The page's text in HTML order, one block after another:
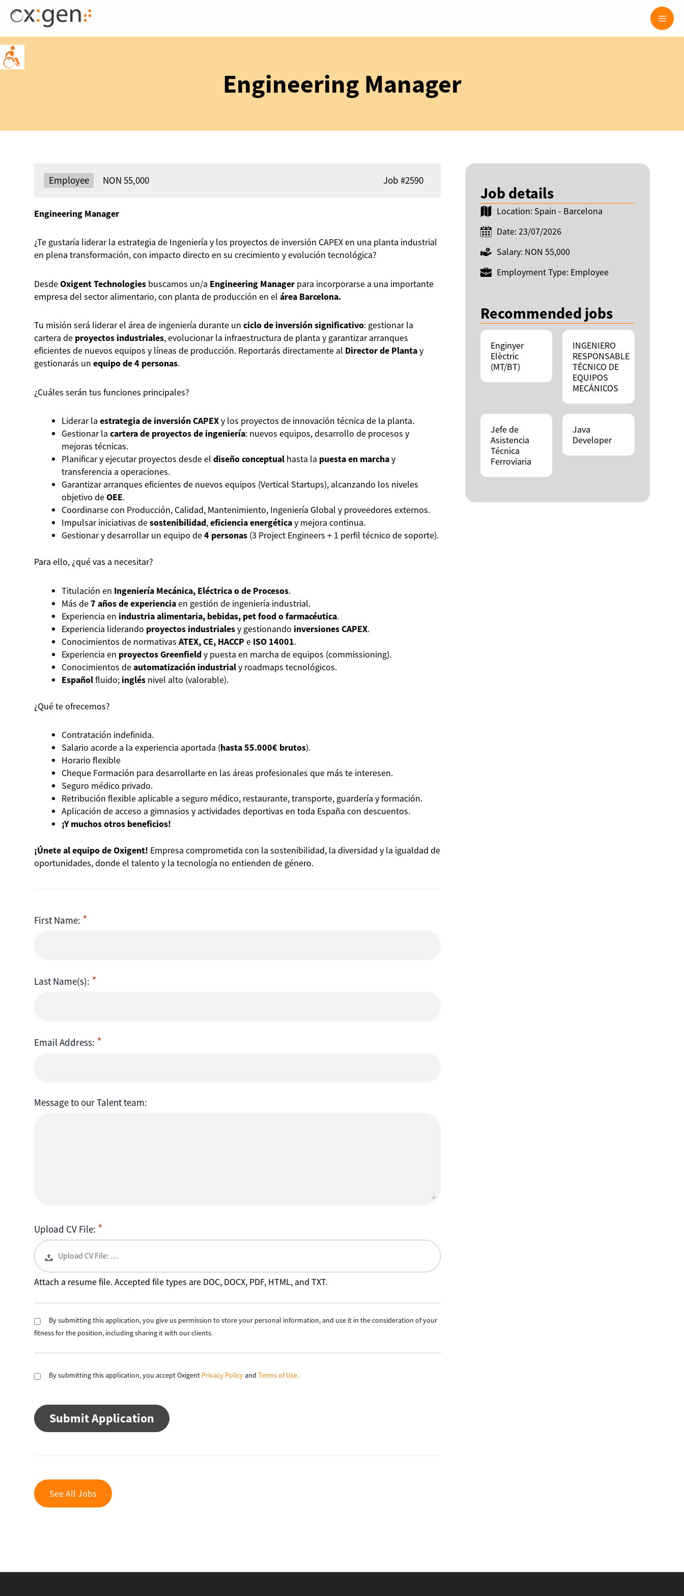
Engineering Manager
Type:
Employee Job #2590
Salary:
NON 55,000
Engineering Manager
¿Te gustaría liderar la estrategia de Ingeniería y los proyectos de inversión CAPEX en una planta industrial
en plena transformación, con impacto directo en su crecimiento y evolución tecnológica?
DesdeOxigent Technologies buscamos un/a Engineering Manager para incorporarse a una importante
empresa del sector alimentario, con planta de producción en elárea Barcelona.
Tu misión será liderar el área de ingeniería durante unciclo de inversión significativo: gestionar la
cartera de proyectos industriales, evolucionar la infraestructura de planta y garantizar arranques
eficientes de nuevos equipos y líneas de producción. Reportarás directamente al Director de Plantay
gestionarás unequipo de 4 personas.
¿Cuáles serán tus funciones principales?
Liderar laestrategia de inversión CAPEXy los proyectos de innovación técnica de la planta.
Gestionar lacartera de proyectos de ingeniería: nuevos equipos, desarrollo de procesos y
mejoras técnicas.
Planificar y ejecutar proyectos desde eldiseño conceptual hasta la puesta en marchay
transferencia a operaciones.
Garantizar arranques eficientes de nuevos equipos (Vertical Startups), alcanzando los niveles
objetivo deOEE.
Coordinarse con Producción, Calidad, Mantenimiento, Ingeniería Global y proveedores externos.
Impulsar iniciativas desostenibilidad,eficiencia energéticay mejora continua.
Gestionar y desarrollar un equipo de4 personas (3 Project Engineers + 1 perfil técnico de soporte).
Para ello, ¿qué vas a necesitar?
Titulación en Ingeniería Mecánica, Eléctrica o de Procesos.
Más de7 años de experienciaen gestión de ingeniería industrial.
Experiencia en industria alimentaria, bebidas, pet food o farmacéutica.
Experiencia liderando proyectos industrialesy gestionando inversiones CAPEX.
Conocimientos de normativasATEX, CE, HACCP e ISO 14001.
Experiencia en proyectos Greenfieldy puesta en marcha de equipos (commissioning).
Conocimientos deautomatización industrialy roadmaps tecnológicos.
Españolfluido; inglés nivel alto (valorable).
¿Qué te ofrecemos?
Contratación indefinida.
Salario acorde a la experiencia aportada (hasta 55.000€ brutos).
Horario flexible
Cheque Formación para desarrollarte en las áreas profesionales que más te interesen.
Seguro médico privado.
Retribución flexible aplicable a seguro médico, restaurante, transporte, guardería y formación.
Aplicación de acceso a gimnasios y actividades deportivas en toda España con descuentos.
¡Y muchos otros beneficios!
¡Únete al equipo de Oxigent! Empresa comprometida con la sostenibilidad, la diversidad y la igualdad de
oportunidades, donde el talento y la tecnología no entienden de género.
First Name:
Last Name(s):
Email Address:
Message to our Talent team:
Upload CV File:
Upload CV File: …
Attach a resume file. Accepted file types are DOC, DOCX, PDF, HTML, and TXT.
By submitting this application, you give us permission to store your personal information, and use it in the consideration of your
fitness for the position, including sharing it with our clients.
By submitting this application, you accept Oxigent Privacy Policyand Terms of Use.
looking
for
jobs
anything
here.See All Jobs
Job details
Location: Spain - Barcelona
Date: 23/07/2026
Salary: NON 55,000
Employment Type: Employee
Recommended jobs
Enginyer
Elèctric
(MT/BT)
INGENIERO
RESPONSABLE
TÉCNICO DE
EQUIPOS
MECÁNICOS
Jefe de
Asistencia
Técnica
Ferroviaria
Java
Developer